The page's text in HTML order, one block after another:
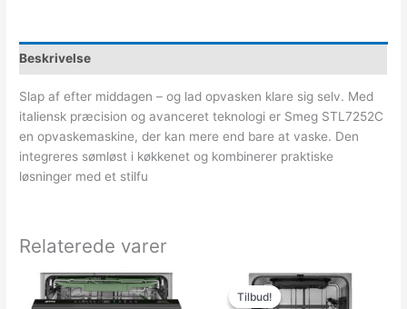
Beskrivelse
Slap af efter middagen – og lad opvasken klare sig selv. Med
italiensk præcision og avanceret teknologi er Smeg STL7252C
en opvaskemaskine, der kan mere end bare at vaske. Den
integreres sømløst i køkkenet og kombinerer praktiske
løsninger med et stilfu
Relaterede varer
Tilbud!
Tilbud!
Den
oprindelige
pris
Den
aktuelle
pris